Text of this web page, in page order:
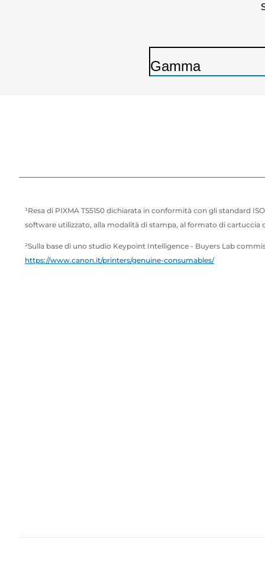
S
t
e
Gamma
¹Resa di PIXMA TS5150 dichiarata in conformità con gli standard
software utilizzato, alla modalità di stampa, al formato di cartuccia
²Sulla base di uno studio Keypoint Intelligence - Buyers Lab
https://www.canon.it/printers/genuine-consumables/